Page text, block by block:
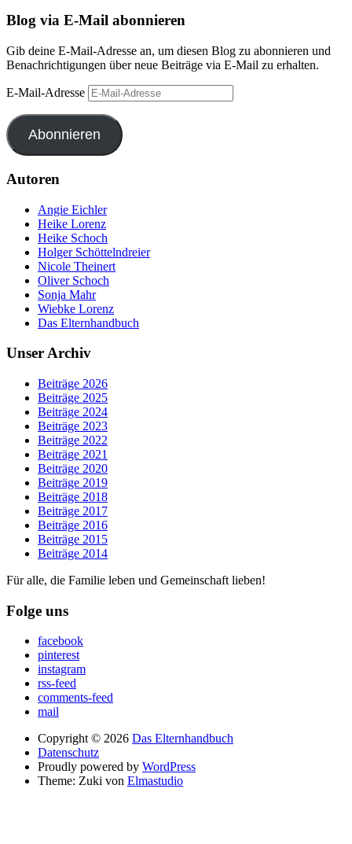
Blog via E-Mail abonnieren
Gib deine E-Mail-Adresse an, um diesen Blog zu abonnieren und
Benachrichtigungen über neue Beiträge via E-Mail zu erhalten.
E-Mail-Adresse
Abonnieren
Autoren
Angie Eichler
Heike Lorenz
Heike Schoch
Holger Schöttelndreier
Nicole Theinert
Oliver Schoch
Sonja Mahr
Wiebke Lorenz
Das Elternhandbuch
Unser Archiv
Beiträge 2026
Beiträge 2025
Beiträge 2024
Beiträge 2023
Beiträge 2022
Beiträge 2021
Beiträge 2020
Beiträge 2019
Beiträge 2018
Beiträge 2017
Beiträge 2016
Beiträge 2015
Beiträge 2014
Für alle, die Familie leben und Gemeinschaft lieben!
Folge uns
facebook
pinterest
instagram
rss-feed
comments-feed
mail
Copyright © 2026 Das Elternhandbuch
Datenschutz
Proudly powered by WordPress
Theme: Zuki von Elmastudio